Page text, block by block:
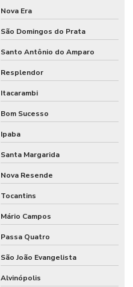
Nova Era
São Domingos do Prata
Santo Antônio do Amparo
Resplendor
Itacarambi
Bom Sucesso
Ipaba
Santa Margarida
Nova Resende
Tocantins
Mário Campos
Passa Quatro
São João Evangelista
Alvinópolis